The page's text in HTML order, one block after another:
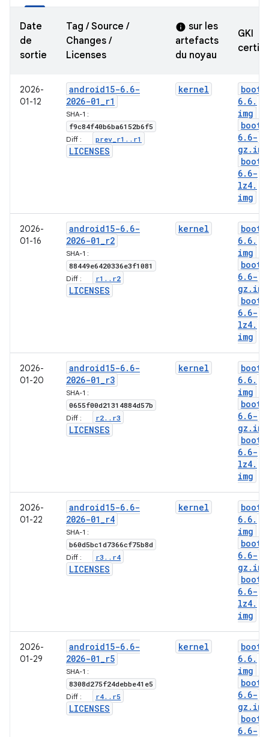
Date
de
sortie
Tag / Source /
Changes /
Licenses
info sur les
artefacts
du noyau
GKI
2026-
01-12
android15-6. 6-
2026-01_r1
SHA-1 :
f9c84f40b6ba6152b6f5
Diff : prev r1 . . r1
LICENSES
kernel
boot-
6. 6.
img
boot-
6. 6-
gz . img
boot-
6. 6-
lz4.
img
2026-
01-16
android15-6. 6-
2026-01_r2
SHA-1 :
88449e6420336e3f1081
Diff : r1 . . r2
LICENSES
kernel
boot-
6. 6.
img
boot-
6. 6-
gz . img
boot-
6. 6-
lz4.
img
2026-
01-20
android15-6. 6-
2026-01_r3
SHA-1 :
0655f00d21314884d57b
Diff : r2. . r3
LICENSES
kernel
boot-
6. 6.
img
boot-
6. 6-
gz . img
boot-
6. 6-
lz4.
img
2026-
01-22
android15-6. 6-
2026-01_r4
SHA-1 :
b60d5bc1d7366cf75b8d
Diff : r3 . . r4
LICENSES
kernel
boot-
6. 6.
img
boot-
6. 6-
gz . img
boot-
6. 6-
lz4.
img
2026-
01-29
android15-6. 6-
2026-01_r5
SHA-1 :
8308d275f24debbe41e5
Diff : r4. . r5
LICENSES
kernel
boot-
6. 6.
img
boot-
6. 6-
gz . img
boot-
6. 6-